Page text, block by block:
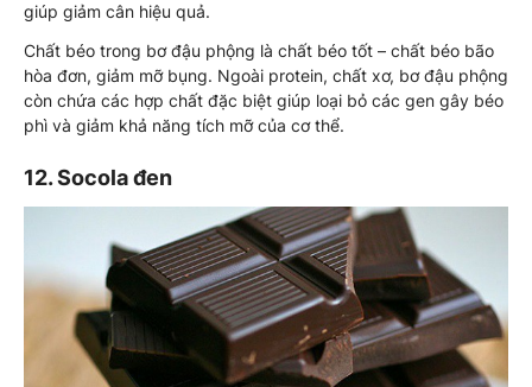
giúp giảm cân hiệu quả.
Chất béo trong bơ đậu phộng là chất béo tốt – chất béo bão
hòa đơn, giảm mỡ bụng. Ngoài protein, chất xơ, bơ đậu phộng
còn chứa các hợp chất đặc biệt giúp loại bỏ các gen gây béo
phì và giảm khả năng tích mỡ của cơ thể.
12. Socola đen